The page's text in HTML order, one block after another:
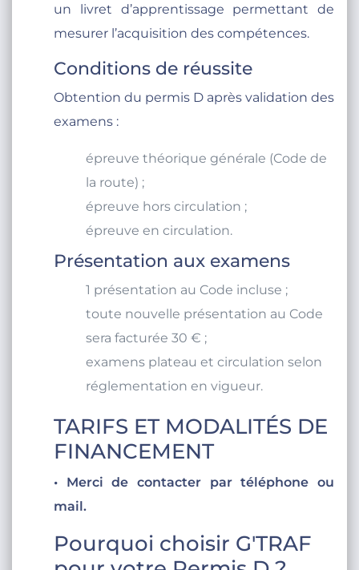
un livret d’apprentissage permettant de
mesurer l’acquisition des compétences.
Conditions de réussite
Obtention du permis D après validation des
examens :
épreuve théorique générale (Code de
la route) ;
épreuve hors circulation ;
épreuve en circulation.
Présentation aux examens
1 présentation au Code incluse ;
toute nouvelle présentation au Code
sera facturée 30 € ;
examens plateau et circulation selon
réglementation en vigueur.
TARIFS ET MODALITÉS DE
FINANCEMENT
• Merci de contacter par téléphone ou
mail.
Pourquoi choisir G'TRAF